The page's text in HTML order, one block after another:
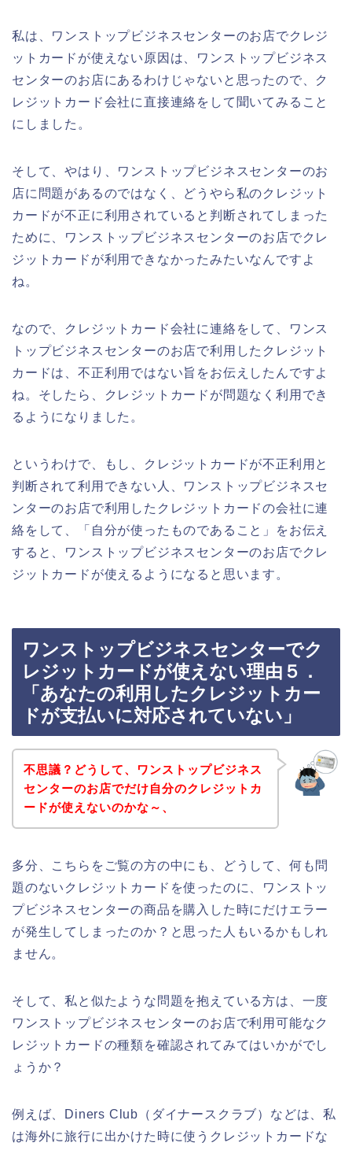
私は、ワンストップビジネスセンターのお店でクレジ
ットカードが使えない原因は、ワンストップビジネス
センターのお店にあるわけじゃないと思ったので、ク
レジットカード会社に直接連絡をして聞いてみること
にしました。
そして、やはり、ワンストップビジネスセンターのお
店に問題があるのではなく、どうやら私のクレジット
カードが不正に利用されていると判断されてしまった
ために、ワンストップビジネスセンターのお店でクレ
ジットカードが利用できなかったみたいなんですよ
ね。
なので、クレジットカード会社に連絡をして、ワンス
トップビジネスセンターのお店で利用したクレジット
カードは、不正利用ではない旨をお伝えしたんですよ
ね。そしたら、クレジットカードが問題なく利用でき
るようになりました。
というわけで、もし、クレジットカードが不正利用と
判断されて利用できない人、ワンストップビジネスセ
ンターのお店で利用したクレジットカードの会社に連
絡をして、「自分が使ったものであること」をお伝え
すると、ワンストップビジネスセンターのお店でクレ
ジットカードが使えるようになると思います。
ワンストップビジネスセンターでク
レジットカードが使えない理由５．
「あなたの利用したクレジットカー
ドが支払いに対応されていない」
不思議？どうして、ワンストップビジネス
センターのお店でだけ自分のクレジットカ
ードが使えないのかな～、
多分、こちらをご覧の方の中にも、どうして、何も問
題のないクレジットカードを使ったのに、ワンストッ
プビジネスセンターの商品を購入した時にだけエラー
が発生してしまったのか？と思った人もいるかもしれ
ません。
そして、私と似たような問題を抱えている方は、一度
ワンストップビジネスセンターのお店で利用可能なク
レジットカードの種類を確認されてみてはいかがでし
ょうか？
例えば、Diners Club（ダイナースクラブ）などは、私
は海外に旅行に出かけた時に使うクレジットカードな